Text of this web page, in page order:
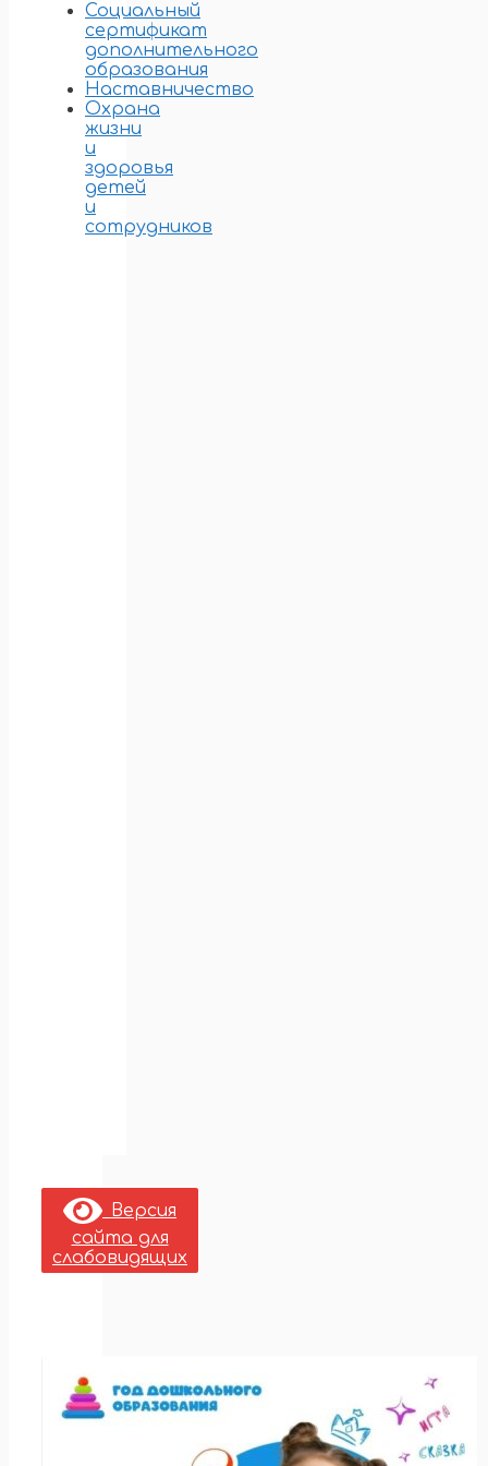
Социальный
сертификат
дополнительного
образования
Наставничество
Охрана
жизни
и
здоровья
детей
и
сотрудников
Версия
сайта для
слабовидящих